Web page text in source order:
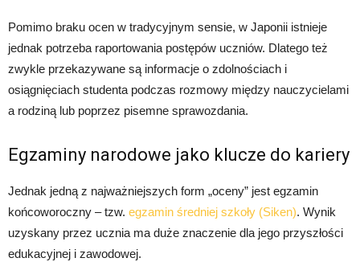
Pomimo braku ocen w tradycyjnym sensie, w Japonii istnieje
jednak potrzeba raportowania postępów uczniów. Dlatego też
zwykle przekazywane są informacje o zdolnościach i
osiągnięciach studenta podczas rozmowy między nauczycielami
a rodziną lub poprzez pisemne sprawozdania.
Egzaminy narodowe jako klucze do kariery
Jednak jedną z najważniejszych form „oceny” jest egzamin
końcoworoczny – tzw. egzamin średniej szkoły (Siken). Wynik
uzyskany przez ucznia ma duże znaczenie dla jego przyszłości
edukacyjnej i zawodowej.